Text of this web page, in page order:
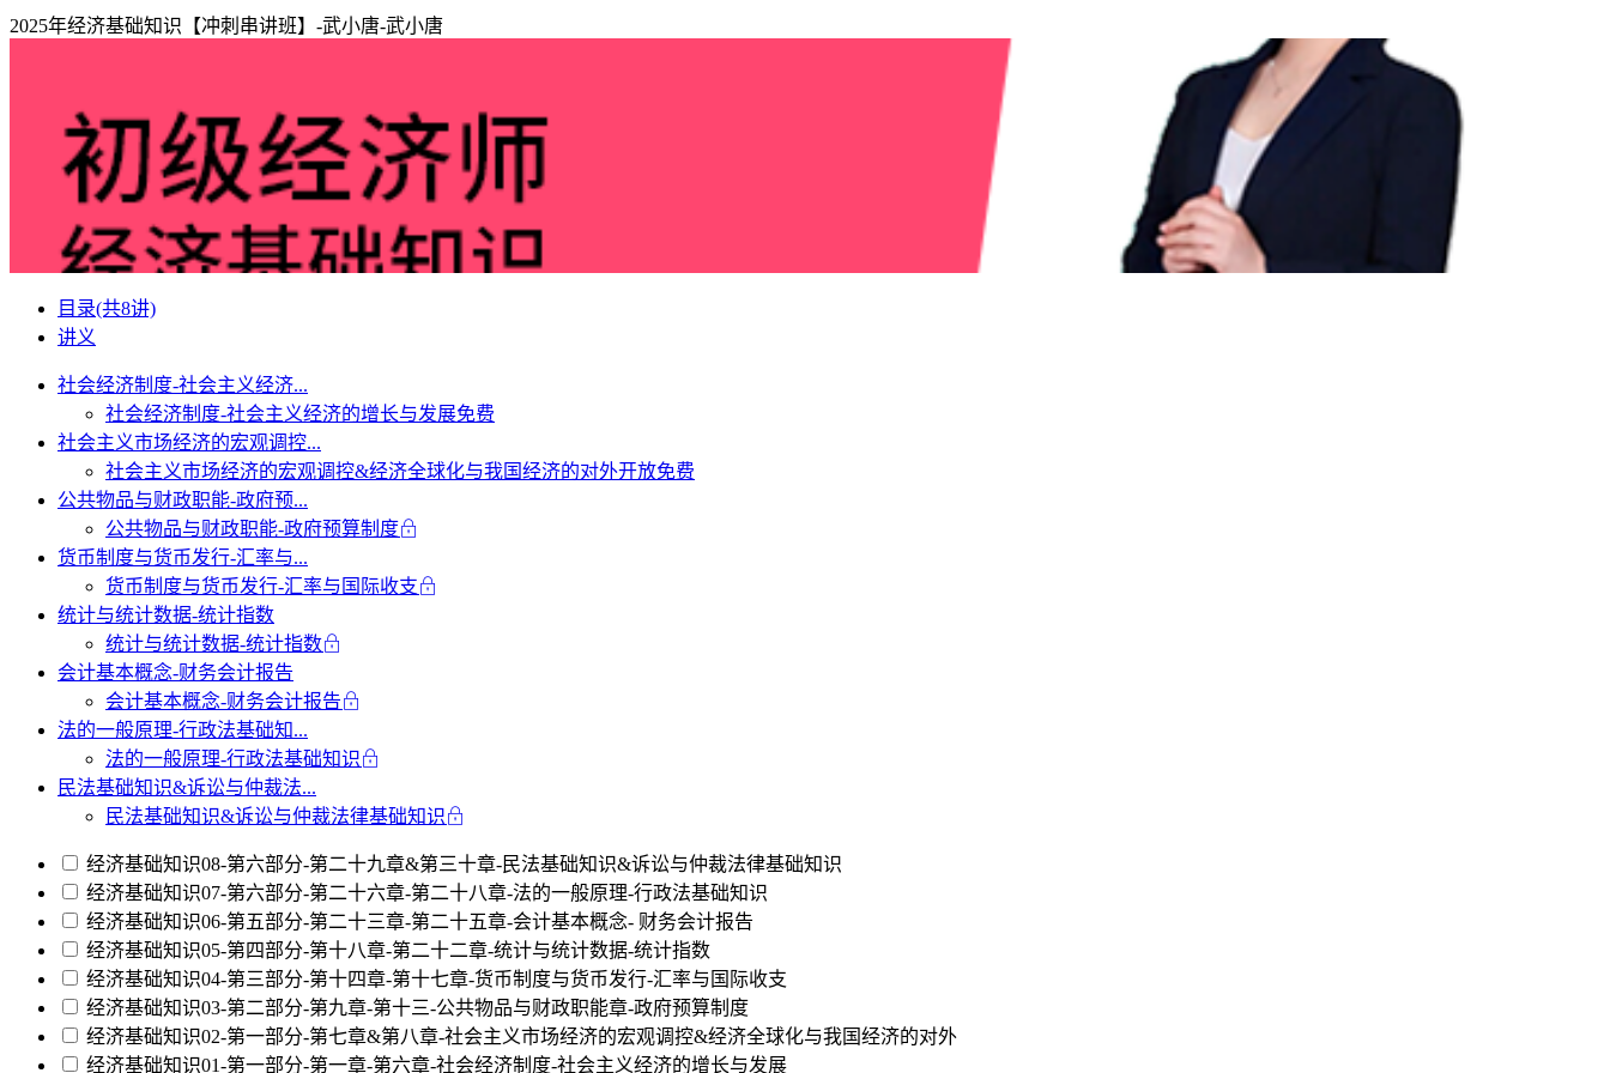
2025年经济基础知识【冲刺串讲班】-武小唐-武小唐
目录(共8讲)
讲义
社会经济制度-社会主义经济...
社会经济制度-社会主义经济的增长与发展免费
社会主义市场经济的宏观调控...
社会主义市场经济的宏观调控&经济全球化与我国经济的对外开放免费
公共物品与财政职能-政府预...
公共物品与财政职能-政府预算制度
货币制度与货币发行-汇率与...
货币制度与货币发行-汇率与国际收支
统计与统计数据-统计指数
统计与统计数据-统计指数
会计基本概念-财务会计报告
会计基本概念-财务会计报告
法的一般原理-行政法基础知...
法的一般原理-行政法基础知识
民法基础知识&诉讼与仲裁法...
民法基础知识&诉讼与仲裁法律基础知识
经济基础知识08-第六部分-第二十九章&第三十章-民法基础知识&诉讼与仲裁法律基础知识
经济基础知识07-第六部分-第二十六章-第二十八章-法的一般原理-行政法基础知识
经济基础知识06-第五部分-第二十三章-第二十五章-会计基本概念- 财务会计报告
经济基础知识05-第四部分-第十八章-第二十二章-统计与统计数据-统计指数
经济基础知识04-第三部分-第十四章-第十七章-货币制度与货币发行-汇率与国际收支
经济基础知识03-第二部分-第九章-第十三-公共物品与财政职能章-政府预算制度
经济基础知识02-第一部分-第七章&第八章-社会主义市场经济的宏观调控&经济全球化与我国经济的对外
经济基础知识01-第一部分-第一章-第六章-社会经济制度-社会主义经济的增长与发展